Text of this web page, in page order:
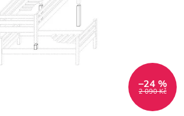
2 090 Kč
–24 %